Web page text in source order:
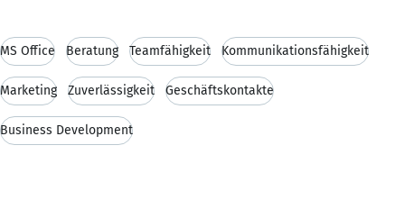
MS Office Beratung Teamfähigkeit Kommunikationsfähigkeit
Marketing Zuverlässigkeit Geschäftskontakte
Business Development